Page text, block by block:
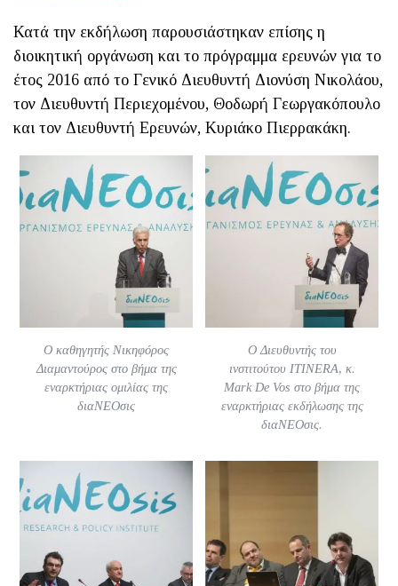
Κατά την εκδήλωση παρουσιάστηκαν επίσης η
διοικητική οργάνωση και το πρόγραμμα ερευνών για το
έτος 2016 από το Γενικό Διευθυντή Διονύση Νικολάου,
τον Διευθυντή Περιεχομένου, Θοδωρή Γεωργακόπουλο
και τον Διευθυντή Ερευνών, Κυριάκο Πιερρακάκη.
Ο καθηγητής Νικηφόρος
Διαμαντούρος στο βήμα της
εναρκτήριας ομιλίας της
διαΝΕΟσις
Ο Διευθυντής του
ινστιτούτου ITINERA, κ.
Μark De Vos στο βήμα της
εναρκτήριας εκδήλωσης της
διαΝΕΟσις.